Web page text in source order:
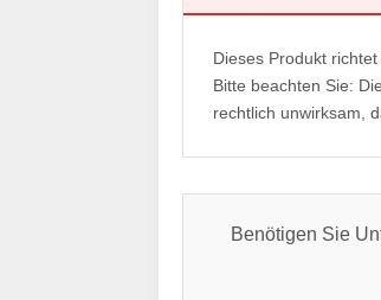
Dieses Produkt
Bitte beachten Sie:
rechtlich unwirksam,
Benötigen Sie